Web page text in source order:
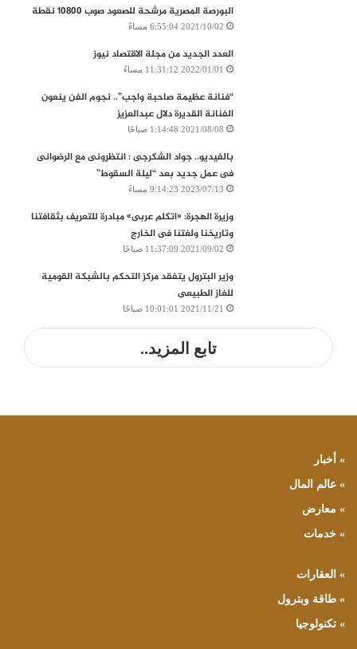
البورصة المصرية‭ ‬مرشحة‭ ‬للصعود‭ ‬صوب‭ ‬10800‭ ‬نقطة
2021/10/02 6:55:04 مساءً
العدد الجديد من مجلة الاقتصاد نيوز
2022/01/01 11:31:12 مساءً
“فنانة عظيمة صاحبة واجب”.. نجوم الفن ينعون
الفنانة القديرة دلال عبدالعزيز
2021/08/08 1:14:48 صباحًا
بالفيديو.. جواد الشكرجى : انتظرونى مع الرضوانى
فى عمل جديد بعد “ليلة السقوط”
2023/07/13 9:14:23 مساءً
وزيرة الهجرة: «اتكلم عربى» مبادرة للتعريف بثقافتنا
وتاريخنا ولغتنا فى الخارج
2021/09/02 11:37:09 صباحًا
وزير البترول يتفقد مركز التحكم بالشبكة القومية
للغاز الطبيعى
2021/11/21 10:01:01 صباحًا
تابع المزيد..
» أخبار
» عالم المال
» معارض
» خدمات
» العقارات
» طاقة وبترول
» تكنولوجيا